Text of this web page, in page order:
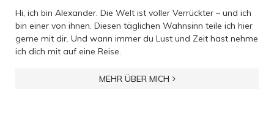
Hi, ich bin Alexander. Die Welt ist voller Verrückter – und ich
bin einer von ihnen. Diesen täglichen Wahnsinn teile ich hier
gerne mit dir. Und wann immer du Lust und Zeit hast nehme
ich dich mit auf eine Reise.
MEHR ÜBER MICH